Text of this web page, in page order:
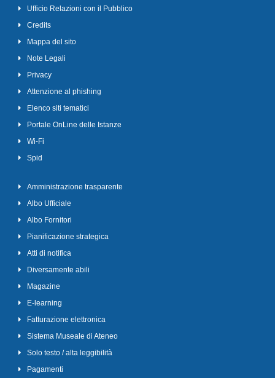
Ufficio Relazioni con il Pubblico
Credits
Mappa del sito
Note Legali
Privacy
Attenzione al phishing
Elenco siti tematici
Portale OnLine delle Istanze
Wi-Fi
Spid
Amministrazione trasparente
Albo Ufficiale
Albo Fornitori
Pianificazione strategica
Atti di notifica
Diversamente abili
Magazine
E-learning
Fatturazione elettronica
Sistema Museale di Ateneo
Solo testo / alta leggibilità
Pagamenti